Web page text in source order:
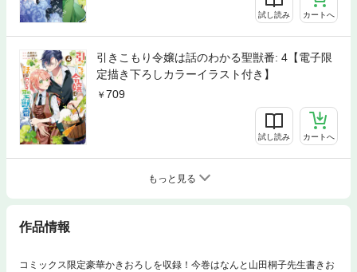
試し読み カートへ
引きこもり令嬢は話のわかる聖獣番: 4【電子限
定描き下ろしカラーイラスト付き】
709
試し読み カートへ
もっと見る
作品情報
コミックス限定豪華かきおろしを収録！今巻はなんと山田桐子先生書きお